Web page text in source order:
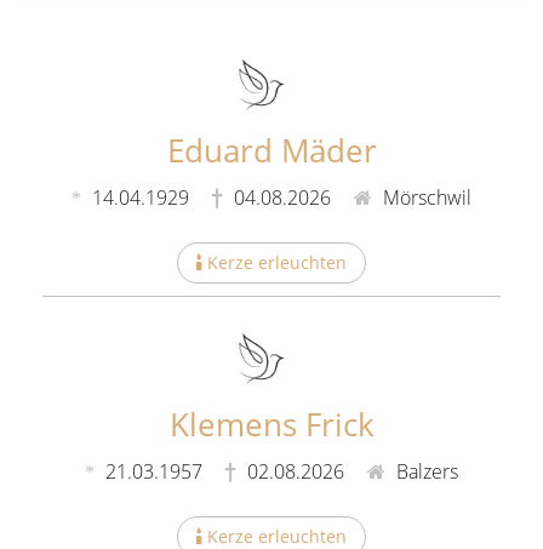
Eduard Mäder
14.04.1929 04.08.2026 Mörschwil
Kerze erleuchten
Klemens Frick
21.03.1957 02.08.2026 Balzers
Kerze erleuchten